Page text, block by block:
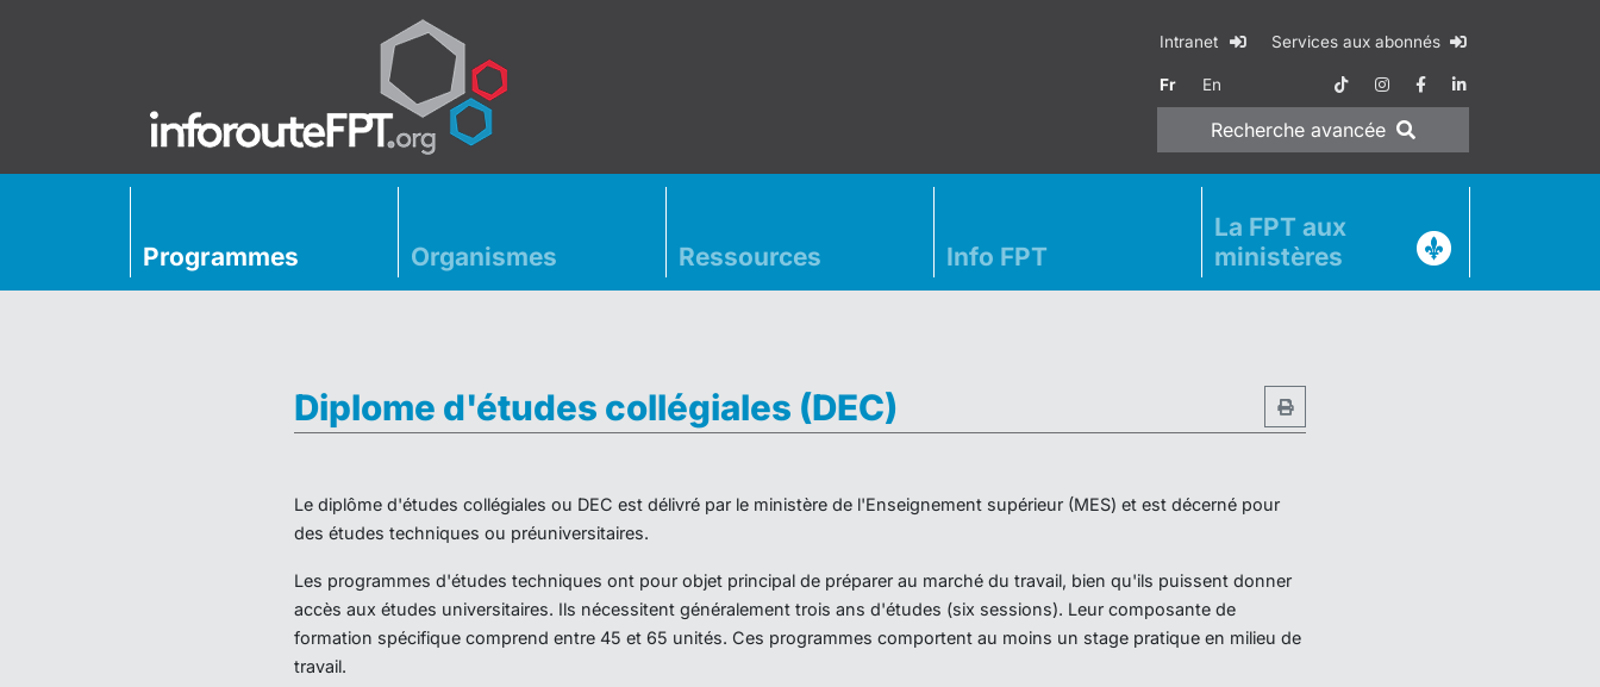
Intranet Services aux abonnés
Fr En
Recherche avancée
Programmes Organismes Ressources Info FPT
La FPT aux
ministères
Diplome d'études collégiales (DEC)
Le diplôme d'études collégiales ou DEC est délivré par le ministère de l'Enseignement supérieur (MES) et est décerné pour
des études techniques ou préuniversitaires.
Les programmes d'études techniques ont pour objet principal de préparer au marché du travail, bien qu'ils puissent donner
accès aux études universitaires. Ils nécessitent généralement trois ans d'études (six sessions). Leur composante de
formation spécifique comprend entre 45 et 65 unités. Ces programmes comportent au moins un stage pratique en milieu de
travail.